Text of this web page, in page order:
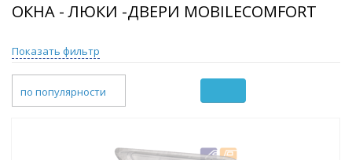
ОКНА - ЛЮКИ -ДВЕРИ MOBILECOMFORT
Показать фильтр
по популярности